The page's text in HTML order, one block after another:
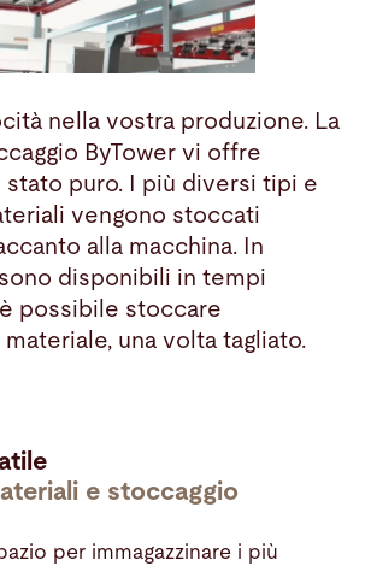
nella vostra produzione. La
ByTower vi offre
puro. I più diversi tipi e
vengono stoccati
alla macchina. In
disponibili in tempi
possibile stoccare
una volta tagliato.
e stoccaggio
per immagazzinare i più